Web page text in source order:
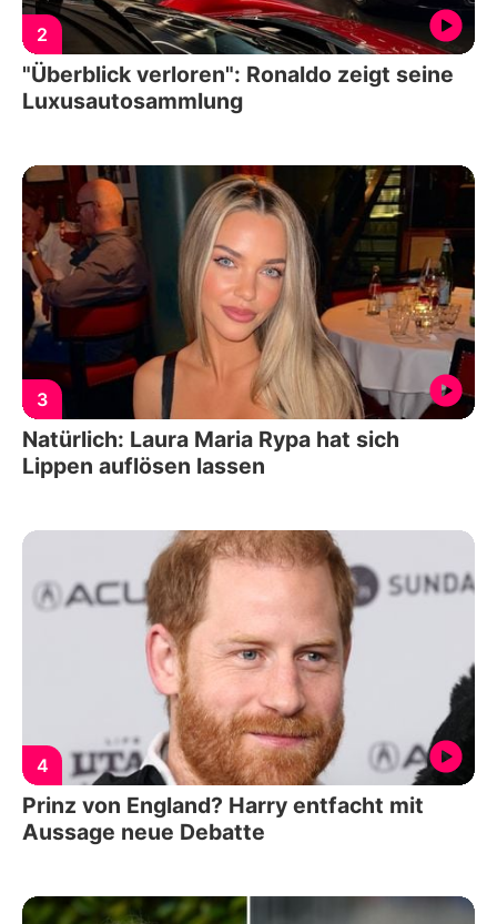
2
"Überblick verloren": Ronaldo zeigt seine
Luxusautosammlung
3
Natürlich: Laura Maria Rypa hat sich
Lippen auflösen lassen
4
Prinz von England? Harry entfacht mit
Aussage neue Debatte